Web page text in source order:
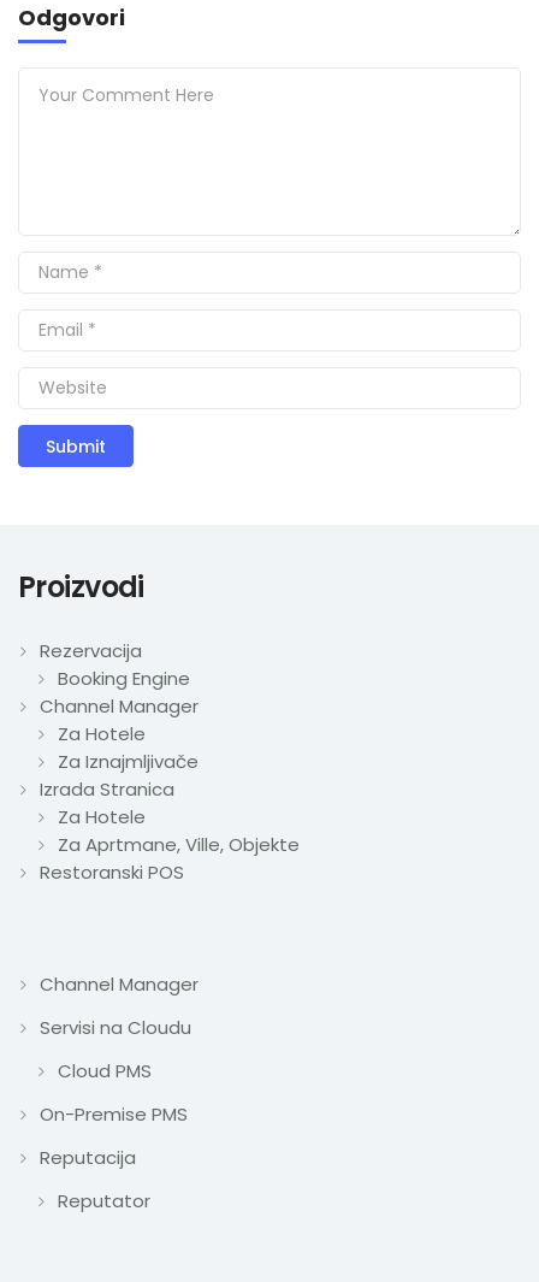
Odgovori
Proizvodi
Rezervacija
Booking Engine
Channel Manager
Za Hotele
Za Iznajmljivače
Izrada Stranica
Za Hotele
Za Aprtmane, Ville, Objekte
Restoranski POS
Channel Manager
Servisi na Cloudu
Cloud PMS
On-Premise PMS
Reputacija
Reputator